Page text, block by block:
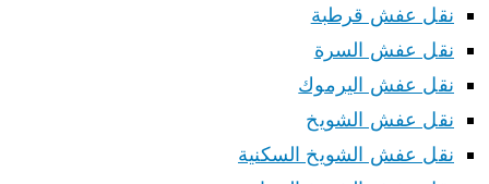
نقل عفش قرطبة
نقل عفش السرة
نقل عفش اليرموك
نقل عفش الشويخ
نقل عفش الشويخ السكنية